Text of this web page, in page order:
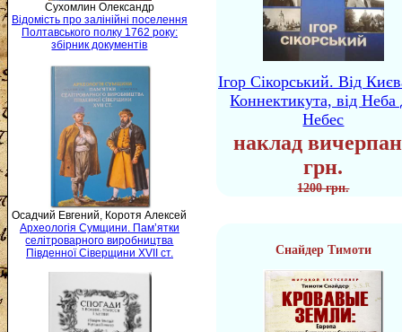
Сухомлин Олександр
Відомість про залінійні поселення
Полтавського полку 1762 року:
збірник документів
Осадчий Евгений, Коротя Алексей
Археологія Сумщини. Пам’ятки
селітроварного виробництва
Південної Сіверщини XVII ст.
Ігор Сікорський. Від
Коннектикута, від Неба
Небес
наклад
грн.
1200 грн.
Снайдер Тимоти